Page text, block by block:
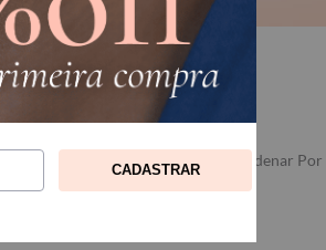
Ordenar Por
CADASTRAR